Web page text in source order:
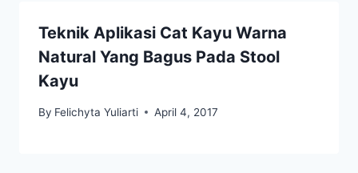
Teknik Aplikasi Cat Kayu Warna
Natural Yang Bagus Pada Stool
Kayu
By Felichyta Yuliarti April 4, 2017